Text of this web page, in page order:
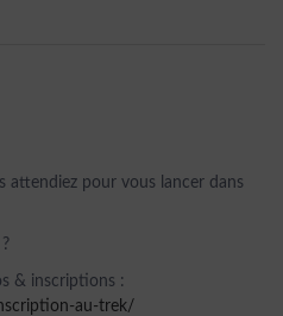
attendiez pour vous lancer dans
& inscriptions :
au-trek/